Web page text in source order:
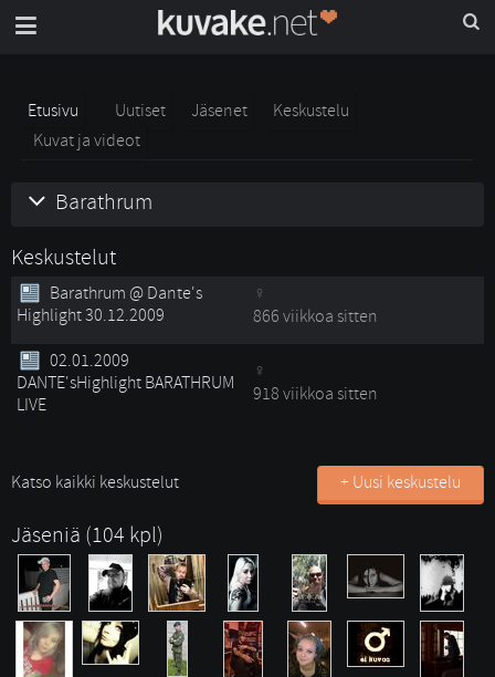
Etusivu Uutiset Jäsenet
Keskustelu
Kuvat ja videot
Barathrum
Keskustelut
Barathrum @ Dante's
Highlight 30.12.2009
866 viikkoa sitten
02.01.2009
DANTE'sHighlight BARATHRUM
LIVE
918 viikkoa sitten
Katso kaikki keskustelut + Uusi keskustelu
Jäseniä (104 kpl)